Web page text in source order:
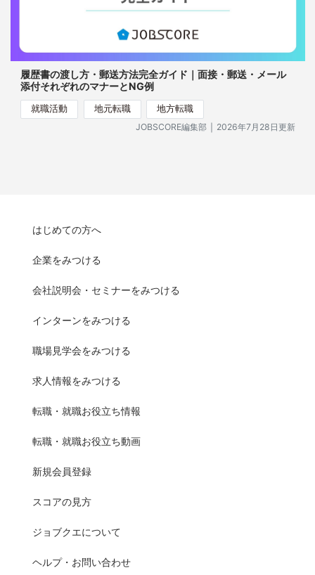
履歴書の渡し方・郵送方法完全ガイド｜面接・郵送・メール
添付それぞれのマナーとNG例
就職活動 地元転職
地方転職
JOBSCORE編集部 ｜ 2026年7月28日更新
はじめての方へ
企業をみつける
会社説明会・セミナーをみつける
インターンをみつける
職場見学会をみつける
求人情報をみつける
転職・就職お役立ち情報
転職・就職お役立ち動画
新規会員登録
スコアの見方
ジョブクエについて
ヘルプ・お問い合わせ